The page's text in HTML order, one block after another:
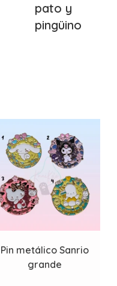
pato y
pingüino
Pin metálico Sanrio
grande